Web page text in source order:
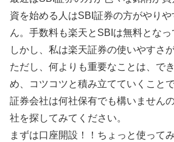
資を始める人はSBI証券の方がやり
ん。手数料も楽天とSBIは無料となっ
しかし、私は楽天証券の使いやすさ
ただし、何よりも重要なことは、で
め、コツコツと積み立てていくことで
証券会社は何社保有でも構いません
社を探してみてください。
まずは口座開設！！ちょっと使って